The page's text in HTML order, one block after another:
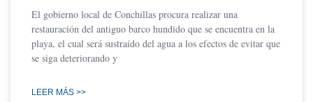
El gobierno local de Conchillas procura realizar una
restauración del antiguo barco hundido que se encuentra en la
playa, el cual será sustraído del agua a los efectos de evitar que
se siga deteriorando y
LEER MÁS >>